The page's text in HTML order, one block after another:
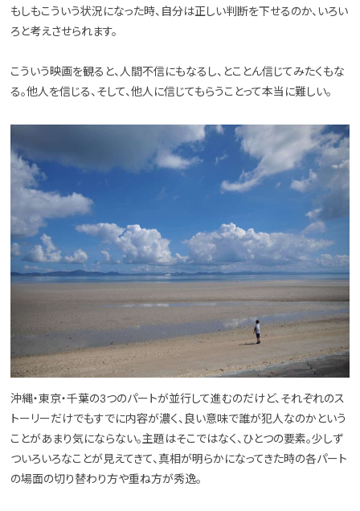
もしもこういう状況になった時、自分は正しい判断を下せるのか、いろい
ろと考えさせられます。
こういう映画を観ると、人間不信にもなるし、とことん信じてみたくもな
る。他人を信じる、そして、他人に信じてもらうことって本当に難しい。
沖縄・東京・千葉の3つのパートが並行して進むのだけど、それぞれのス
トーリーだけでもすでに内容が濃く、良い意味で誰が犯人なのかという
ことがあまり気にならない。主題はそこではなく、ひとつの要素。少しず
ついろいろなことが見えてきて、真相が明らかになってきた時の各パート
の場面の切り替わり方や重ね方が秀逸。